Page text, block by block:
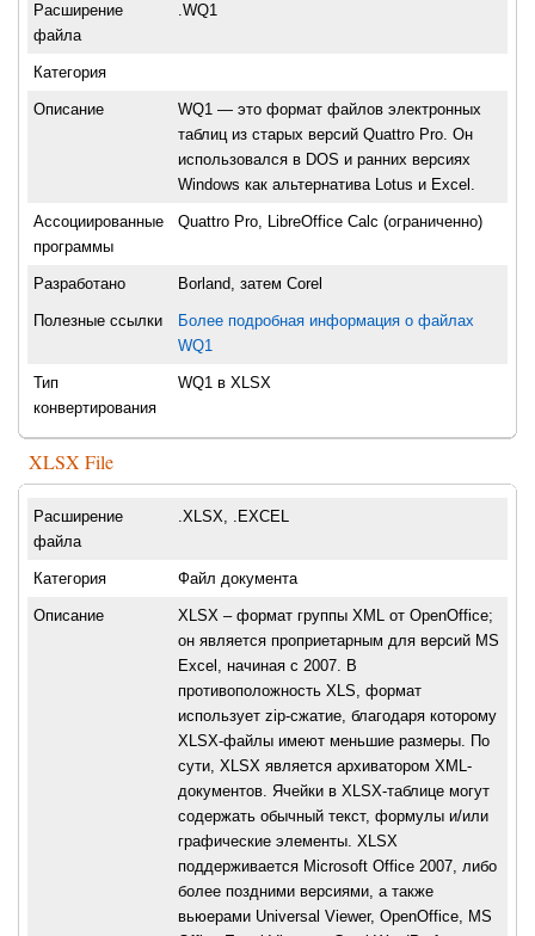
Расширение
файла
.WQ1
Категория
Описание
WQ1 — это формат файлов электронных
таблиц из старых версий Quattro Pro. Он
использовался в DOS и ранних версиях
Windows как альтернатива Lotus и Excel.
Ассоциированные
программы
Quattro Pro, LibreOffice Calc (ограниченно)
Разработано Borland, затем Corel
Полезные ссылки
Более подробная информация о файлах
WQ1
Тип
конвертирования
WQ1 в XLSX
XLSX File
Расширение
файла
.XLSX, .EXCEL
Категория Файл документа
Описание
XLSX – формат группы XML от OpenOffice;
он является проприетарным для версий MS
Excel, начиная с 2007. В
противоположность XLS, формат
использует zip-сжатие, благодаря которому
XLSX-файлы имеют меньшие размеры. По
сути, XLSX является архиватором XML-
документов. Ячейки в XLSX-таблице могут
содержать обычный текст, формулы и/или
графические элементы. XLSX
поддерживается Microsoft Office 2007, либо
более поздними версиями, а также
вьюерами Universal Viewer, OpenOffice, MS